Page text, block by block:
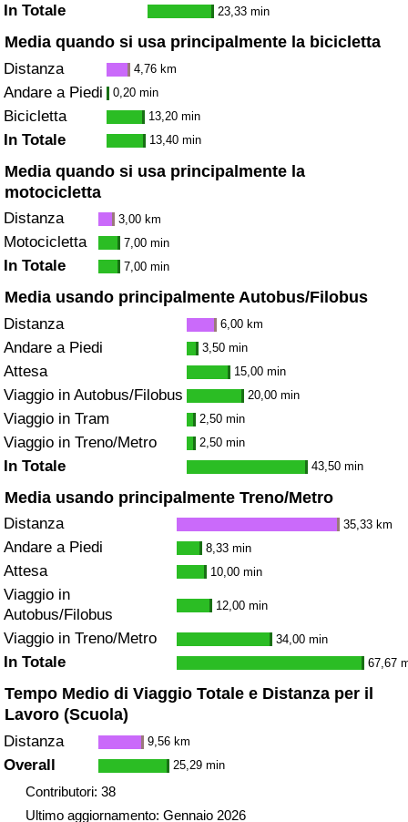
In Totale 23,33 min
Media quando si usa principalmente la bicicletta
Distanza 4,76 km
Andare a Piedi 0,20 min
Bicicletta 13,20 min
In Totale 13,40 min
Media quando si usa principalmente la
motocicletta
Distanza 3,00 km
Motocicletta 7,00 min
In Totale 7,00 min
Media usando principalmente Autobus/Filobus
Distanza 6,00 km
Andare a Piedi 3,50 min
Attesa 15,00 min
Viaggio in Autobus/Filobus 20,00 min
Viaggio in Tram 2,50 min
Viaggio in Treno/Metro 2,50 min
In Totale 43,50 min
Media usando principalmente Treno/Metro
Distanza 35,33 km
Andare a Piedi 8,33 min
Attesa 10,00 min
Viaggio in
Autobus/Filobus
12,00 min
Viaggio in Treno/Metro 34,00 min
In Totale 67,67
Tempo Medio di Viaggio Totale e Distanza per il
Lavoro (Scuola)
Distanza 9,56 km
Overall 25,29 min
Contributori: 38
Ultimo aggiornamento: Gennaio 2026